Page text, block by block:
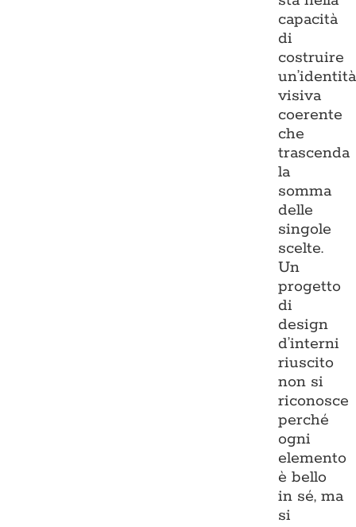
capacità
di
costruire
un’identità
visiva
coerente
che
trascenda
la
somma
delle
singole
scelte.
Un
progetto
di
design
d’interni
riuscito
non si
riconosce
perché
ogni
elemento
è bello
in sé, ma
si